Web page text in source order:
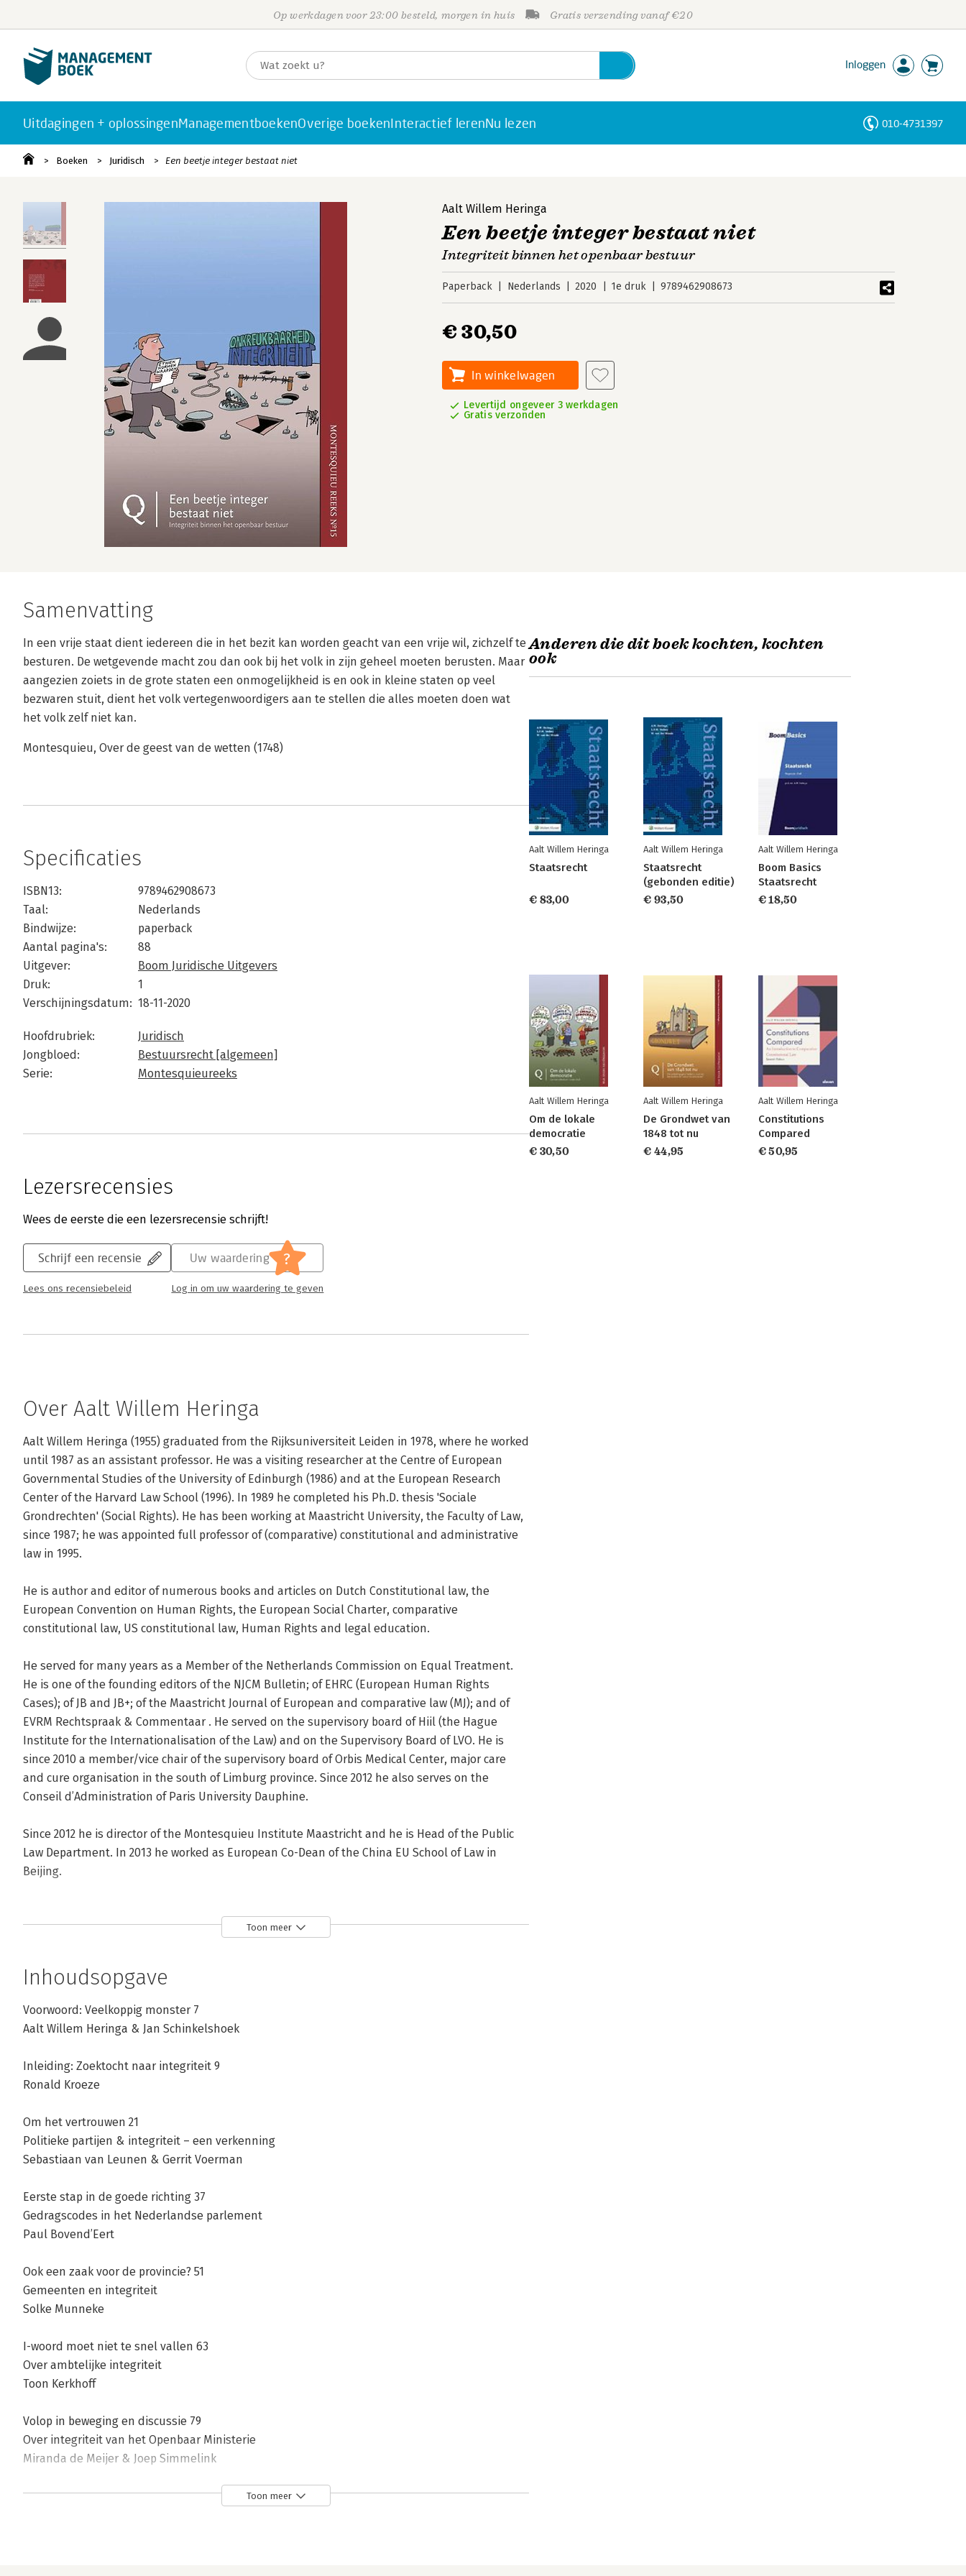
Op werkdagen voor 23:00 besteld, morgen in huis Gratis verzending vanaf €20
Inloggen
Uitdagingen + oplossingenManagementboekenOverige boekenInteractief lerenNu lezen 010-4731397
Boeken Juridisch Een beetje integer bestaat niet
Aalt Willem Heringa
Een beetje integer bestaat niet
Integriteit binnen het openbaar bestuur
Paperback Nederlands 2020 1e druk 9789462908673
€ 30,50
In winkelwagen
Levertijd ongeveer 3 werkdagen
Gratis verzonden
Samenvatting
In een vrije staat dient iedereen die in het bezit kan worden geacht van een vrije wil, zichzelf te
besturen. De wetgevende macht zou dan ook bij het volk in zijn geheel moeten berusten. Maar
aangezien zoiets in de grote staten een onmogelijkheid is en ook in kleine staten op veel
bezwaren stuit, dient het volk vertegenwoordigers aan te stellen die alles moeten doen wat
het volk zelf niet kan.
Montesquieu, Over de geest van de wetten (1748)
Specificaties
ISBN13:
9789462908673
Taal:
Nederlands
Bindwijze:
paperback
Aantal pagina's:
88
Uitgever:
Boom Juridische Uitgevers
Druk:
1
Verschijningsdatum: 18-11-2020
Hoofdrubriek:
Juridisch
Jongbloed:
Bestuursrecht [algemeen]
Serie:
Montesquieureeks
Lezersrecensies
Wees de eerste die een lezersrecensie schrijft!
Schrijf een recensie
Lees ons recensiebeleid
Uw waardering ?
Log in om uw waardering te geven
Over Aalt Willem Heringa
Aalt Willem Heringa (1955) graduated from the Rijksuniversiteit Leiden in 1978, where he worked
until 1987 as an assistant professor. He was a visiting researcher at the Centre of European
Governmental Studies of the University of Edinburgh (1986) and at the European Research
Center of the Harvard Law School (1996). In 1989 he completed his Ph.D. thesis 'Sociale
Grondrechten' (Social Rights). He has been working at Maastricht University, the Faculty of Law,
since 1987; he was appointed full professor of (comparative) constitutional and administrative
law in 1995.
He is author and editor of numerous books and articles on Dutch Constitutional law, the
European Convention on Human Rights, the European Social Charter, comparative
constitutional law, US constitutional law, Human Rights and legal education.
He served for many years as a Member of the Netherlands Commission on Equal Treatment.
He is one of the founding editors of the NJCM Bulletin; of EHRC (European Human Rights
Cases); of JB and JB+; of the Maastricht Journal of European and comparative law (MJ); and of
EVRM Rechtspraak & Commentaar . He served on the supervisory board of Hiil (the Hague
Institute for the Internationalisation of the Law) and on the Supervisory Board of LVO. He is
since 2010 a member/vice chair of the supervisory board of Orbis Medical Center, major care
and cure organisation in the south of Limburg province. Since 2012 he also serves on the
Conseil d’Administration of Paris University Dauphine.
Since 2012 he is director of the Montesquieu Institute Maastricht and he is Head of the Public
Law Department. In 2013 he worked as European Co-Dean of the China EU School of Law in
Beijing.
Andere boeken door Aalt Willem Heringa
Bekijk alle boeken
Toon meer
Inhoudsopgave
Voorwoord: Veelkoppig monster 7
Aalt Willem Heringa & Jan Schinkelshoek
Inleiding: Zoektocht naar integriteit 9
Ronald Kroeze
Om het vertrouwen 21
Politieke partijen & integriteit – een verkenning
Sebastiaan van Leunen & Gerrit Voerman
Eerste stap in de goede richting 37
Gedragscodes in het Nederlandse parlement
Paul Bovend’Eert
Ook een zaak voor de provincie? 51
Gemeenten en integriteit
Solke Munneke
I-woord moet niet te snel vallen 63
Over ambtelijke integriteit
Toon Kerkhoff
Volop in beweging en discussie 79
Over integriteit van het Openbaar Ministerie
Miranda de Meijer & Joep Simmelink
Slotbalans: Ook niet een beetje integer 97
Toon meer
Anderen die dit boek kochten, kochten
ook
Aalt Willem Heringa
Staatsrecht
€ 83,00
Aalt Willem Heringa
Staatsrecht
(gebonden editie)
€ 93,50
Aalt Willem Heringa
Boom Basics
Staatsrecht
€ 18,50
Aalt Willem Heringa
Om de lokale
democratie
€ 30,50
Aalt Willem Heringa
De Grondwet van
1848 tot nu
€ 44,95
Aalt Willem Heringa
Constitutions
Compared
€ 50,95
Personen